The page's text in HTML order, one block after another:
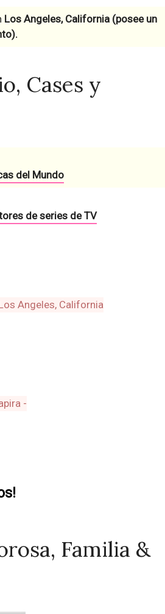
Los Angeles, California (posee un
Cases y
del Mundo
de series de TV
Familia &